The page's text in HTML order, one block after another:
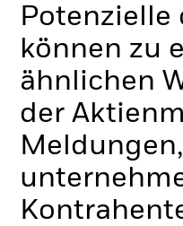
können zu
ähnlichen
der